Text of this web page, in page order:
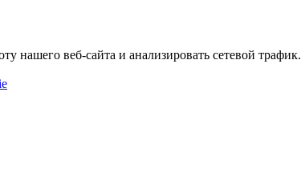
нашего веб-сайта и анализировать сетевой трафик.